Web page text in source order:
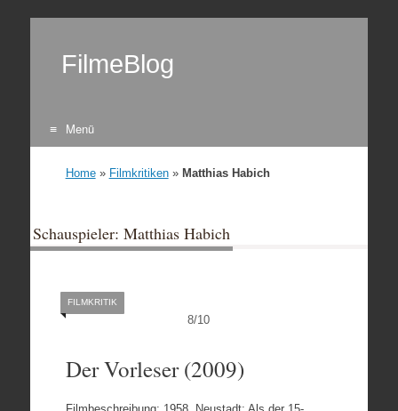
FilmeBlog
Menü
Home» Filmkritiken» Matthias Habich
Schauspieler: Matthias Habich
8/10
FILMKRITIK
Der Vorleser (2009)
Filmbeschreibung: 1958, Neustadt: Als der 15-